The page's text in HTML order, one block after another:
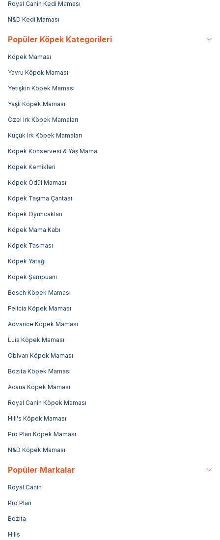
Royal Canin Kedi Maması
N&D Kedi Maması
Popüler Köpek Kategorileri
Köpek Maması
Yavru Köpek Maması
Yetişkin Köpek Maması
Yaşlı Köpek Maması
Özel Irk Köpek Mamaları
Küçük Irk Köpek Mamaları
Köpek Konservesi & Yaş Mama
Köpek Kemikleri
Köpek Ödül Maması
Köpek Taşıma Çantası
Köpek Oyuncakları
Köpek Mama Kabı
Köpek Tasması
Köpek Yatağı
Köpek Şampuanı
Bosch Köpek Maması
Felicia Köpek Maması
Advance Köpek Maması
Luis Köpek Maması
Obivan Köpek Maması
Bozita Köpek Maması
Acana Köpek Maması
Royal Canin Köpek Maması
Hill's Köpek Maması
Pro Plan Köpek Maması
N&D Köpek Maması
Popüler Markalar
Royal Canin
Pro Plan
Bozita
Hills